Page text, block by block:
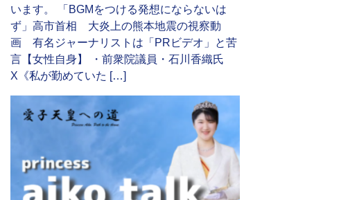
います。 「BGMをつける発想にならないは
ず」高市首相 大炎上の熊本地震の視察動
画 有名ジャーナリストは「PRビデオ」と苦
言【女性自身】 ・前衆院議員・石川香織氏
X《私が勤めていた […]